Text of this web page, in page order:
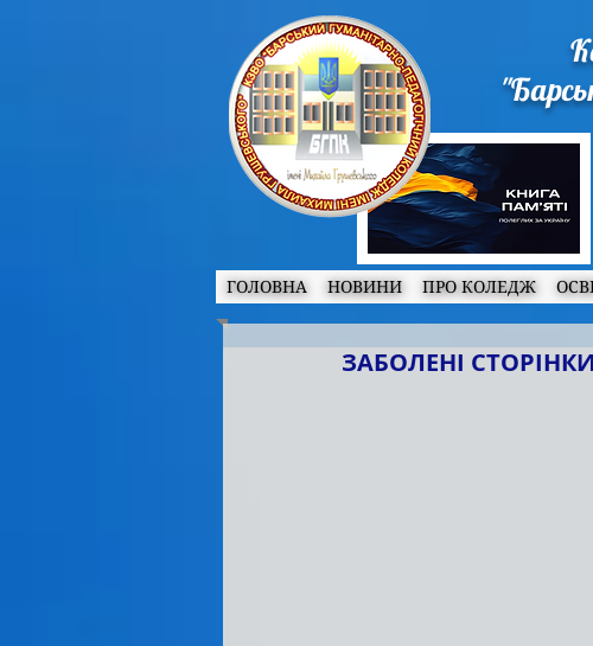
ГОЛОВНА НОВИНИ ПРО КОЛЕДЖ
ЗАБОЛЕНІ